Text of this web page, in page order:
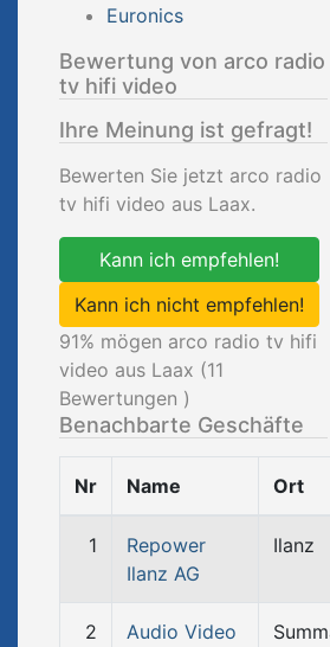
Euronics
Bewertung von arco radio
tv hifi video
Ihre Meinung ist gefragt!
Bewerten Sie jetzt arco radio
tv hifi video aus Laax.
Kann ich empfehlen!
Kann ich nicht empfehlen!
91% mögen arco radio tv hifi
video aus Laax (11
Bewertungen )
Benachbarte Geschäfte
Nr Name Ort
1
Repower
Ilanz AG
Ilanz
2
Audio Video